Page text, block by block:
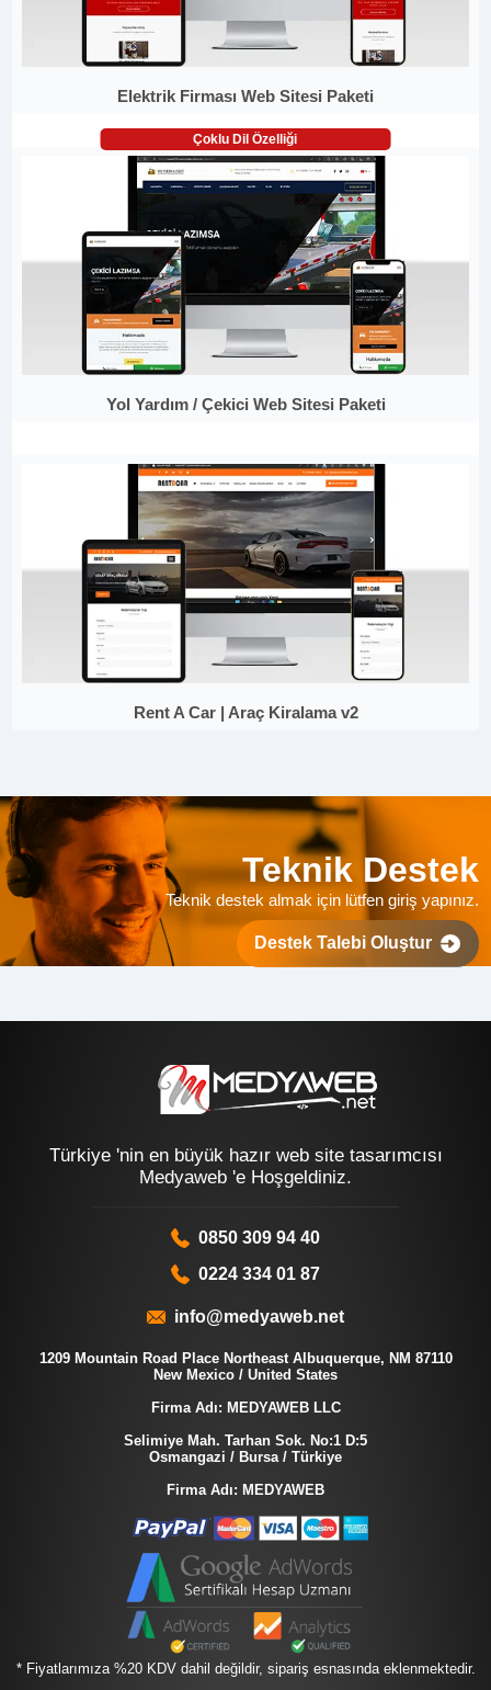
Elektrik Firması Web Sitesi Paketi
Çoklu Dil Özelliği
Yol Yardım / Çekici Web Sitesi Paketi
Rent A Car | Araç Kiralama v2
Teknik Destek
Teknik destek almak için lütfen giriş yapınız.
Destek Talebi Oluştur
Türkiye 'nin en büyük hazır web site tasarımcısı
Medyaweb 'e Hoşgeldiniz.
0850 309 94 40
0224 334 01 87
info@medyaweb.net
1209 Mountain Road Place Northeast Albuquerque, NM 87110
New Mexico / United States
Firma Adı: MEDYAWEB LLC
Selimiye Mah. Tarhan Sok. No:1 D:5
Osmangazi / Bursa / Türkiye
Firma Adı: MEDYAWEB
* Fiyatlarımıza %20 KDV dahil değildir, sipariş esnasında eklenmektedir.